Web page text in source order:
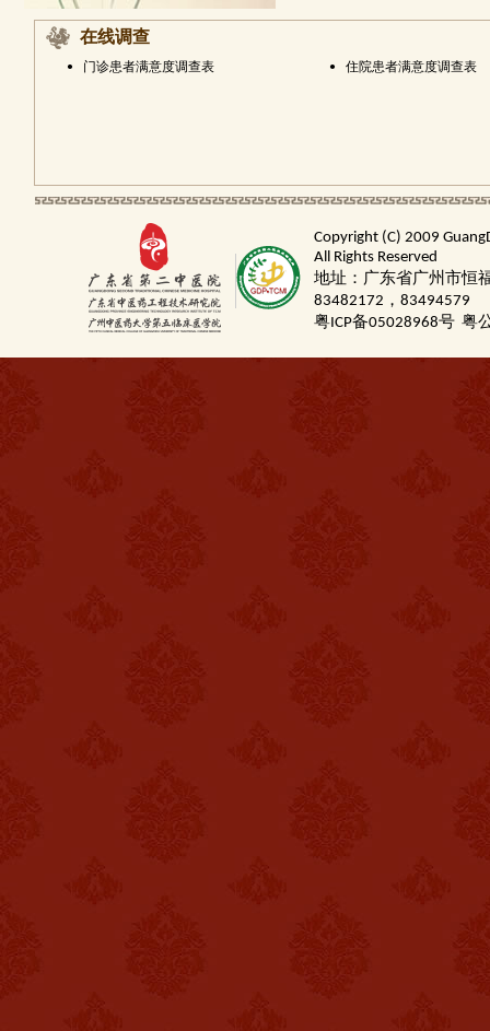
在线调查
• 门诊患者满意度调查表 • 住院患者满意度调查表
Copyright (C) 2009
All Rights Reserved
地址：广东省广州市
83482172，83494579
粤ICP备05028968号 粤